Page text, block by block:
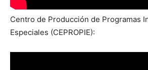
Centro de Producción de Programas
Especiales (CEPROPIE):